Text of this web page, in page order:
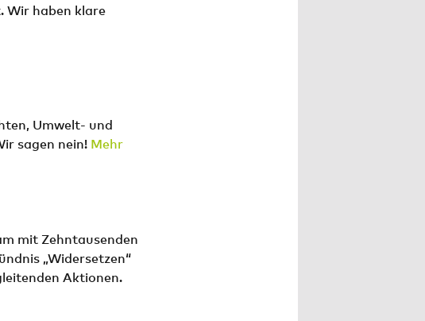
Wir haben klare
Umwelt- und
sagen nein! Mehr
mit Zehntausenden
„Widersetzen“
Aktionen.